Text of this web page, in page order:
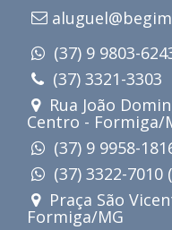
(37) 9 9803-
(37) 3321-3303
Rua João
Centro - Formiga/
(37) 9 9958-
(37) 3322-
Praça São
Formiga/MG